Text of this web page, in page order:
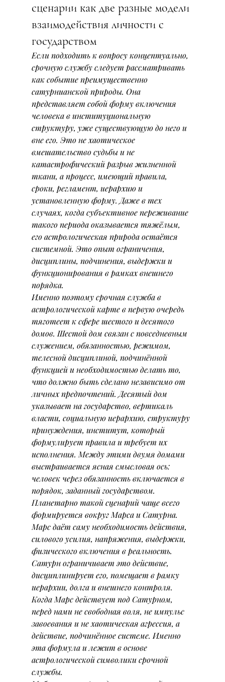
сценарии как две разные модели
взаимодействия личности с
государством
Если подходить к вопросу концептуально,
срочную службу следует рассматривать
как событие преимущественно
сатурнианской природы. Она
представляет собой форму включения
человека в институциональную
структуру, уже существующую до него и
вне его. Это не хаотическое
вмешательство судьбы и не
катастрофический разрыв жизненной
ткани, а процесс, имеющий правила,
сроки, регламент, иерархию и
установленную форму. Даже в тех
случаях, когда субъективное переживание
такого периода оказывается тяжёлым,
его астрологическая природа остаётся
системной. Это опыт ограничения,
дисциплины, подчинения, выдержки и
функционирования в рамках внешнего
порядка.
Именно поэтому срочная служба в
астрологической карте в первую очередь
тяготеет к сфере шестого и десятого
домов. Шестой дом связан с повседневным
служением, обязанностью, режимом,
телесной дисциплиной, подчинённой
функцией и необходимостью делать то,
что должно быть сделано независимо от
личных предпочтений. Десятый дом
указывает на государство, вертикаль
власти, социальную иерархию, структуру
принуждения, институт, который
формулирует правила и требует их
исполнения. Между этими двумя домами
выстраивается ясная смысловая ось:
человек через обязанность включается в
порядок, заданный государством.
Планетарно такой сценарий чаще всего
формируется вокруг Марса и Сатурна.
Марс даёт саму необходимость действия,
силового усилия, напряжения, выдержки,
физического включения в реальность.
Сатурн ограничивает это действие,
дисциплинирует его, помещает в рамку
иерархии, долга и внешнего контроля.
Когда Марс действует под Сатурном,
перед нами не свободная воля, не импульс
завоевания и не хаотическая агрессия, а
действие, подчинённое системе. Именно
эта формула и лежит в основе
астрологической символики срочной
службы.